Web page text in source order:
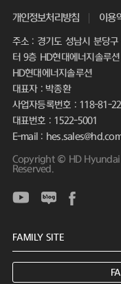
개인정보처리방침 이용
주소 : 경기도 성남시 분당
터 9층 HD현대에너지솔루
HD현대에너지솔루션
대표자 : 박종환
사업자등록번호 : 118-81-
대표번호 : 1522-5001
E-mail :
Copyright © HD Hyundai
Reserved.